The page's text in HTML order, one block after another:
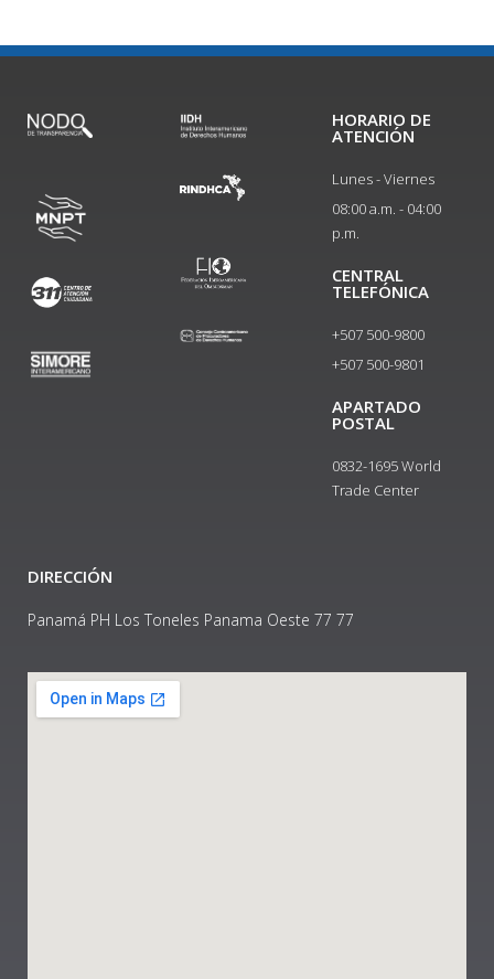
HORARIO DE
ATENCIÓN
Lunes - Viernes
08:00 a.m. - 04:00
p.m.
CENTRAL
TELEFÓNICA
+507 500-9800
+507 500-9801​
APARTADO
POSTAL
0832-1695 World
Trade Center
DIRECCIÓN
Panamá PH Los Toneles Panama Oeste 77 77